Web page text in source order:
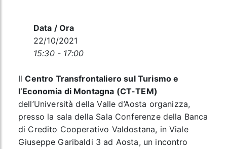
Data / Ora
22/10/2021
15:30 - 17:00
IlCentro Transfrontaliero sul Turismo e
l’Economia di Montagna (CT-TEM)
dell’Università della Valle d’Aosta organizza,
presso la sala della Sala Conferenze della Banca
di Credito Cooperativo Valdostana, in Viale
Giuseppe Garibaldi 3 ad Aosta, un incontro